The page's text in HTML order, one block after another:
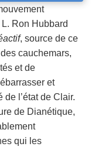
Ron Hubbard
, source de ce
cauchemars,
et de
et
de l’état de Clair.
de Dianétique,
qui les